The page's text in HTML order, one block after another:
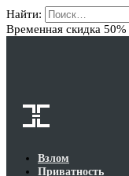
Найти:
Временная скидка 50%
Взлом
Приватность